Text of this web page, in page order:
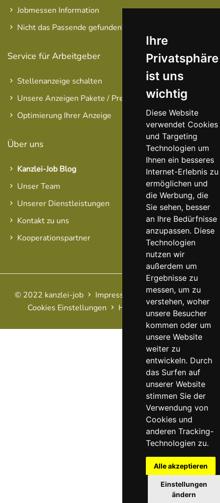
Ihre
Privatsphäre
ist uns
wichtig
Diese Website
verwendet Cookies
und Targeting
Technologien um
Ihnen ein besseres
Internet-Erlebnis zu
ermöglichen und
die Werbung, die
Sie sehen, besser
an Ihre Bedürfnisse
anzupassen. Diese
Technologien
nutzen wir
außerdem um
Ergebnisse zu
messen, um zu
verstehen, woher
unsere Besucher
kommen oder um
unsere Website
weiter zu
entwickeln. Durch
das Surfen auf
unserer Website
stimmen Sie der
Verwendung von
Cookies und
anderen Tracking-
Technologien zu.
Alle akzeptieren
Einstellungen
ändern
Jobmessen Information
Nicht das Passende gefunden?
Service für Arbeitgeber
Stellenanzeige schalten
Unsere Anzeigen Pakete / Preise
Optimierung Ihrer Anzeige
Über uns
Kanzlei-Job Blog
Unser Team
Unserer Dienstleistungen
Kontakt zu uns
Kooperationspartner
© 2022 kanzlei-job Impressum AGB
Datenschutz
Cookies Einstellungen
Haftungsausschluss FAQ